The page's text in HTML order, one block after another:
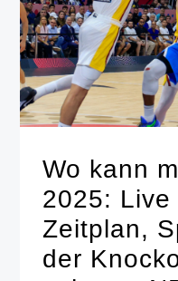
Wo kann
2025: Live
Zeitplan,
der